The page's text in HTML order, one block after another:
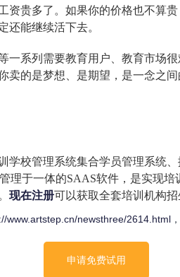
资贵多了。如果你的价格也不算
还能继续活下去。
系列需要教育用户、教育市场很
的是梦想、是期望，是一念之间
学校管理系统集合学员管理系统
理于一体的SAAS软件，是实现
现在注册可以获取全套培训机构招
www.artstep.cn/newsthree/2614.html
申请免费试用